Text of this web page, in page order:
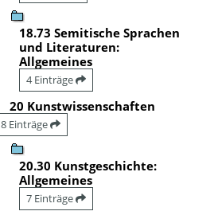
18.73 Semitische Sprachen
und Literaturen:
Allgemeines
4 Einträge
20 Kunstwissenschaften
8 Einträge
20.30 Kunstgeschichte:
Allgemeines
7 Einträge